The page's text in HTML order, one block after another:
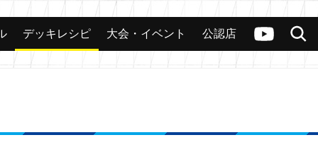
ヴァンガードch
検索
カード 大会 公認店舗 その他
デッキレシピ 大会・イベント 公認店